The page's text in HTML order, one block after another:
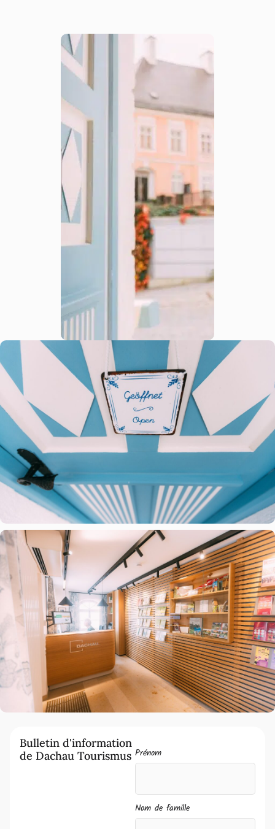
Bulletin d'information
de Dachau Tourismus Prénom
Nom de famille